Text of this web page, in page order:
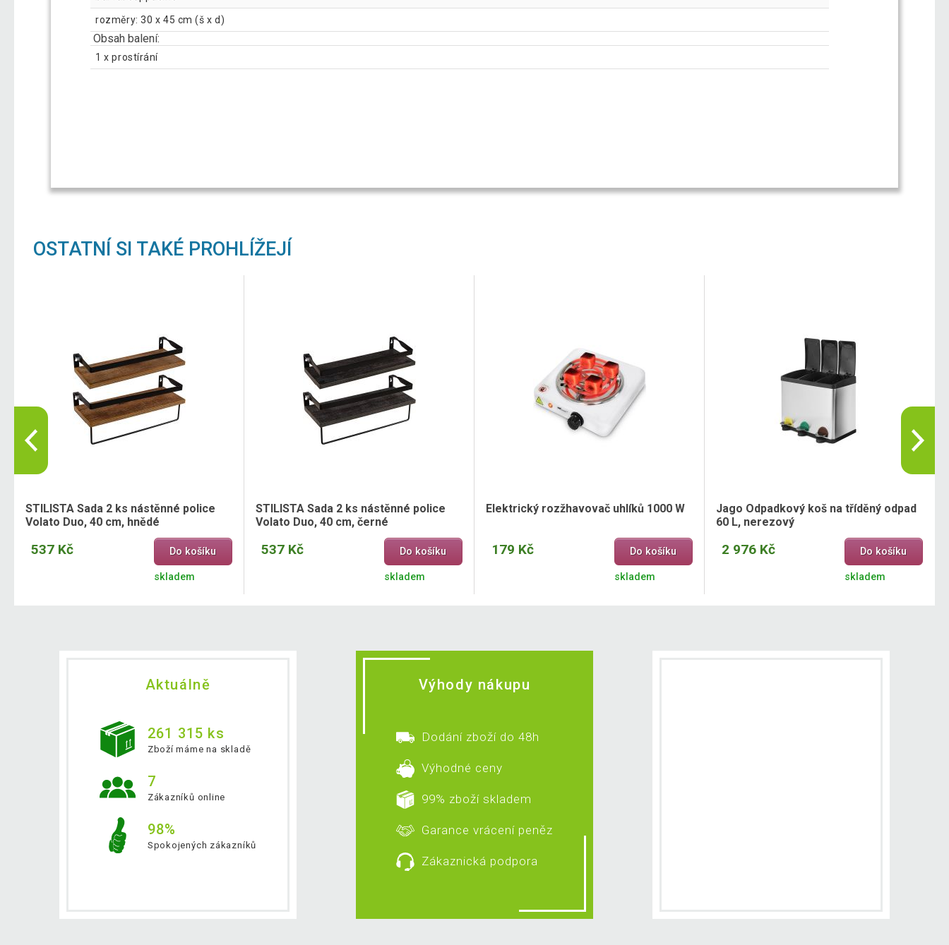
rozměry: 30 x 45 cm (š x d)
Obsah balení:
1 x prostírání
OSTATNÍ SI TAKÉ PROHLÍŽEJÍ
STILISTA Sada 2 ks nástěnné police
Volato Duo, 40 cm, hnědé
537 Kč Do košíku
skladem
STILISTA Sada 2 ks nástěnné police
Volato Duo, 40 cm, černé
537 Kč Do košíku
skladem
Elektrický rozžhavovač uhlíků 1000 W
179 Kč Do košíku
skladem
Jago Odpadkový koš na tříděný odpad
60 L, nerezový
2 976 Kč Do košíku
skladem
Aktuálně
261 315 ks
Zboží máme na skladě
7
Zákazníků online
98%
Spokojených zákazníků
Výhody nákupu
Dodání zboží do 48h
Výhodné ceny
99% zboží skladem
Garance vrácení peněz
Zákaznická podpora